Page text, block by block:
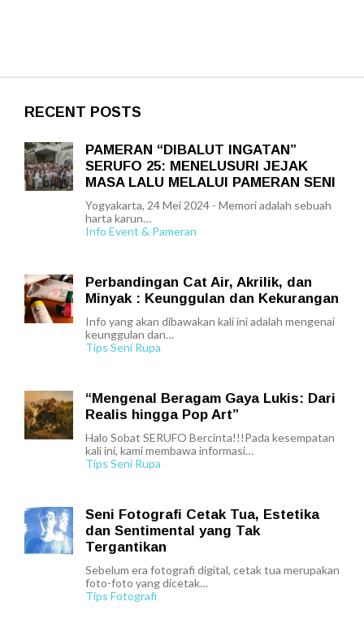
RECENT POSTS
PAMERAN “DIBALUT INGATAN”
SERUFO 25: MENELUSURI JEJAK
MASA LALU MELALUI PAMERAN SENI
Yogyakarta, 24 Mei 2024 - Memori adalah sebuah
harta karun…
Info Event & Pameran
Perbandingan Cat Air, Akrilik, dan
Minyak : Keunggulan dan Kekurangan
Info yang akan dibawakan kali ini adalah mengenai
keunggulan dan…
Tips Seni Rupa
“Mengenal Beragam Gaya Lukis: Dari
Realis hingga Pop Art”
Halo Sobat SERUFO Bercinta!!!Pada kesempatan
kali ini, kami membawa informasi…
Tips Seni Rupa
Seni Fotografi Cetak Tua, Estetika
dan Sentimental yang Tak
Tergantikan
Sebelum era fotografi digital, cetak tua merupakan
foto-foto yang dicetak…
Tips Fotografi